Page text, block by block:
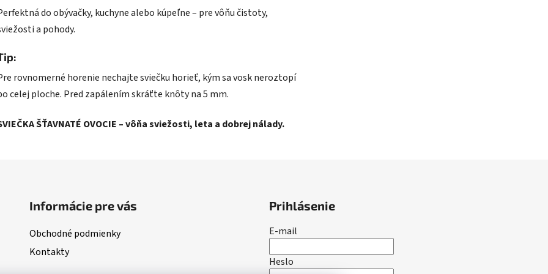
do obývačky, kuchyne alebo kúpeľne – pre vôňu čistoty,
a pohody.
rovnomerné horenie nechajte sviečku horieť, kým sa vosk neroztopí
celej ploche. Pred zapálením skráťte knôty na 5 mm.
ŠŤAVNATÉ OVOCIE – vôňa sviežosti, leta a dobrej nálady.
Informácie pre vás
Obchodné podmienky
Kontakty
Prihlásenie
E-mail
Heslo